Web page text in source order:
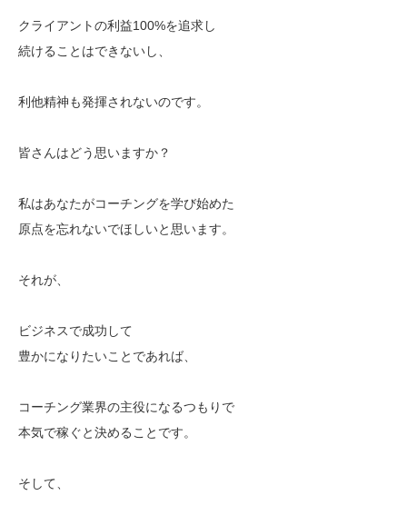
クライアントの利益100%を追求し
続けることはできないし、
利他精神も発揮されないのです。
皆さんはどう思いますか？
私はあなたがコーチングを学び始めた
原点を忘れないでほしいと思います。
それが、
ビジネスで成功して
豊かになりたいことであれば、
コーチング業界の主役になるつもりで
本気で稼ぐと決めることです。
そして、